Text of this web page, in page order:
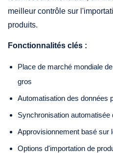
meilleur contrôle sur
produits.
Fonctionnalités clés :
Place de marché mondiale
gros
Automatisation des données
Synchronisation
Approvisionnement basé sur
Options d'importation de